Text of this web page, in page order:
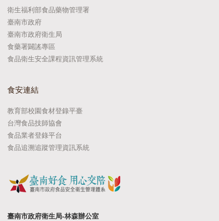
衛生福利部食品藥物管理署
臺南市政府
臺南市政府衛生局
食藥署闢謠專區
食品衛生安全課程資訊管理系統
食安連結
教育部校園食材登錄平臺
台灣食品技師協會
食品業者登錄平台
食品追溯追蹤管理資訊系統
臺南市政府衛生局-林森辦公室